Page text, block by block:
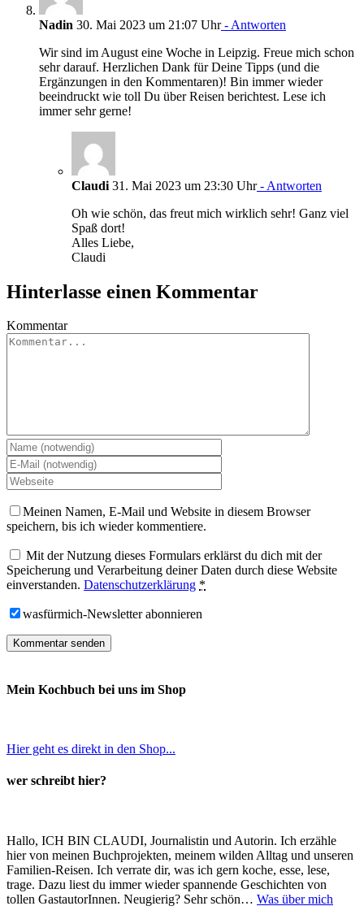
Nadin 30. Mai 2023 um 21:07 Uhr- Antworten
Wir sind im August eine Woche in Leipzig. Freue mich schon
sehr darauf. Herzlichen Dank für Deine Tipps (und die
Ergänzungen in den Kommentaren)! Bin immer wieder
beeindruckt wie toll Du über Reisen berichtest. Lese ich
immer sehr gerne!
Claudi 31. Mai 2023 um 23:30 Uhr- Antworten
Oh wie schön, das freut mich wirklich sehr! Ganz viel
Spaß dort!
Alles Liebe,
Claudi
Hinterlasse einen Kommentar
Kommentar
Meinen Namen, E-Mail und Website in diesem Browser
speichern, bis ich wieder kommentiere.
Mit der Nutzung dieses Formulars erklärst du dich mit der
Speicherung und Verarbeitung deiner Daten durch diese Website
einverstanden. Datenschutzerklärung *
wasfürmich-Newsletter abonnieren
Mein Kochbuch bei uns im Shop
Hier geht es direkt in den Shop...
wer schreibt hier?
Hallo, ICH BIN CLAUDI, Journalistin und Autorin. Ich erzähle
hier von meinen Buchprojekten, meinem wilden Alltag und unseren
Familien-Reisen. Ich verrate dir, was ich gern koche, esse, lese,
trage. Dazu liest du immer wieder spannende Geschichten von
tollen GastautorInnen. Neugierig? Sehr schön… Was über mich